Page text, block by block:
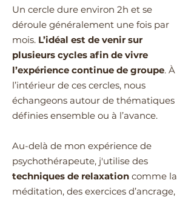
Un cercle dure environ 2h et se
déroule généralement une fois par
mois. L’idéal est de venir sur
plusieurs cycles afin de vivre
l’expérience continue de groupe. À
l’intérieur de ces cercles, nous
échangeons autour de thématiques
définies ensemble ou à l’avance.
Au-delà de mon expérience de
psychothérapeute, j'utilise des
techniques de relaxation comme la
méditation, des exercices d’ancrage,